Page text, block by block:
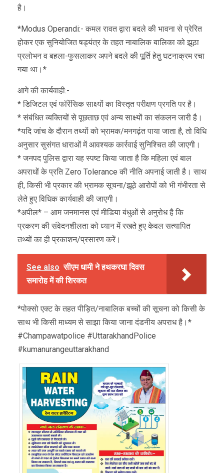
है।
*Modus Operandi:- कमल रावत द्वारा बदले की भावना से प्रेरित
होकर एक सुनियोजित षड्यंत्र के तहत नाबालिक बालिका को झूठा
प्रलोभन व बहला-फुसलाकर अपने बदले की पूर्ति हेतु घटनाक्रम रचा
गया था।*
आगे की कार्यवाही:-
* डिजिटल एवं फॉरेंसिक साक्ष्यों का विस्तृत परीक्षण प्रगति पर है।
* संबंधित व्यक्तियों से पूछताछ एवं अन्य साक्ष्यों का संकलन जारी है।
*यदि जांच के दौरान तथ्यों को भ्रामक/मनगढ़ंत पाया जाता है, तो विधि
अनुसार सुसंगत धाराओं में आवश्यक कार्रवाई सुनिश्चित की जाएगी।
* जनपद पुलिस द्वारा यह स्पष्ट किया जाता है कि महिला एवं बाल
अपराधों के प्रति Zero Tolerance की नीति अपनाई जाती है। साथ
ही, किसी भी प्रकार की भ्रामक सूचना/झूठे आरोपों को भी गंभीरता से
लेते हुए विधिक कार्यवाही की जाएगी।
*अपील* – आम जनमानस एवं मीडिया बंधुओं से अनुरोध है कि
प्रकरण की संवेदनशीलता को ध्यान में रखते हुए केवल सत्यापित
तथ्यों का ही प्रकाशन/प्रसारण करें।
See also सीएम धामी ने हथकरघा दिवस
समारोह में की शिरकत
*पोक्सो एक्ट के तहत पीड़ित/नाबालिक बच्चों की सूचना को किसी के
साथ भी किसी माध्यम से साझा किया जाना दंडनीय अपराध है।*
#Champawatpolice #UttarakhandPolice
#kumanurangeuttarakhand